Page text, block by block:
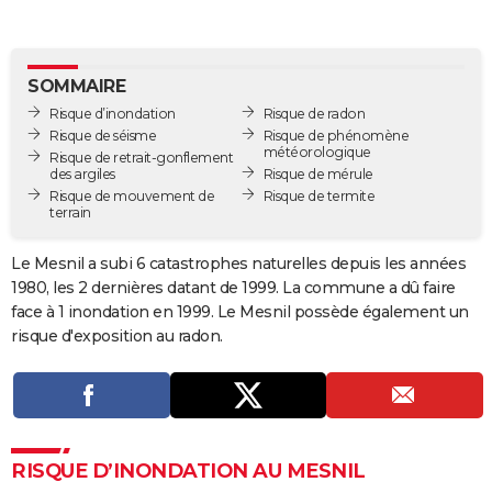
GUIDES D'ACHAT
BONS PLANS
CARTE DE VOEUX
Carte de Noël
Carte Bonne année
Carte Saint-Valentin
Carte Pâques
Carte d'anniversaire
DICTIONNAIRE
COPAINS D'AVANT
S'inscrire
Se connecter
Lycées
Collèges
Primaires
Universités
Entreprises
Service militaire
Avis de recherche
AVIS DE DÉCÈS
Bricolage
Lifestyle
Culture
Sport
Auto
Television
Voyage
Cinema
SOMMAIRE
Risque d’inondation
Risque de séisme
Risque de retrait-gonflement
des argiles
Risque de mouvement de
terrain
Risque de radon
Risque de phénomène
météorologique
Risque de mérule
Risque de termite
Le Mesnil a subi 6 catastrophes naturelles depuis les années
1980, les 2 dernières datant de 1999. La commune a dû faire
face à 1 inondation en 1999. Le Mesnil possède également un
risque d'exposition au radon.
RISQUE D’INONDATION AU MESNIL